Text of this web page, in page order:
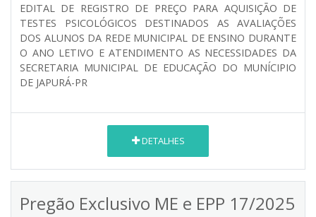
EDITAL DE REGISTRO DE PREÇO PARA AQUISIÇÃO DE
TESTES PSICOLÓGICOS DESTINADOS AS AVALIAÇÕES
DOS ALUNOS DA REDE MUNICIPAL DE ENSINO DURANTE
O ANO LETIVO E ATENDIMENTO AS NECESSIDADES DA
SECRETARIA MUNICIPAL DE EDUCAÇÃO DO MUNÍCIPIO
DE JAPURÁ-PR
DETALHES
Pregão Exclusivo ME e EPP 17/2025